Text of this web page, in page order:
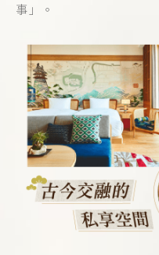
事」。